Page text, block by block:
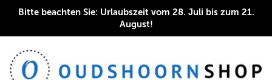
Bitte beachten Sie: Urlaubszeit vom 28. Juli bis zum 21.
August!